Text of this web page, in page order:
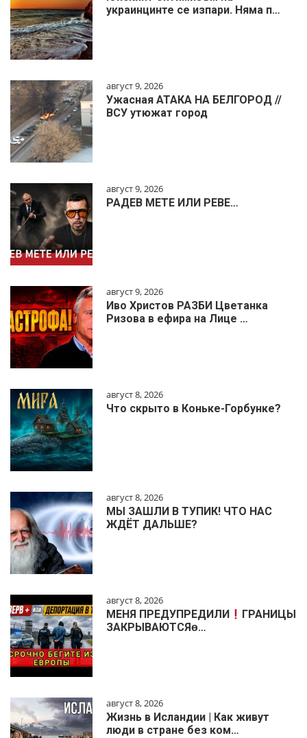
украинцинте се изпари. Няма п…
август 9, 2026
Ужасная АТАКА НА БЕЛГОРОД //
ВСУ утюжат город
август 9, 2026
РАДЕВ МЕТЕ ИЛИ РЕВЕ…
август 9, 2026
Иво Христов РАЗБИ Цветанка
Ризова в ефира на Лице …
август 8, 2026
Что скрыто в Коньке-Горбунке?
август 8, 2026
МЫ ЗАШЛИ В ТУПИК! ЧТО НАС
ЖДЁТ ДАЛЬШЕ?
август 8, 2026
МЕНЯ ПРЕДУПРЕДИЛИ
ГРАНИЦЫ
ЗАКРЫВАЮТСЯɵ…
август 8, 2026
Жизнь в Исландии | Как живут
люди в стране без ком…